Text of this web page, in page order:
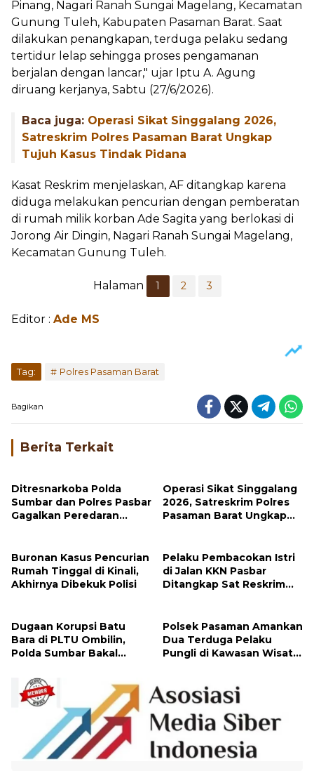
Pinang, Nagari Ranah Sungai Magelang, Kecamatan
Gunung Tuleh, Kabupaten Pasaman Barat. Saat
dilakukan penangkapan, terduga pelaku sedang
tertidur lelap sehingga proses pengamanan
berjalan dengan lancar," ujar Iptu A. Agung
diruang kerjanya, Sabtu (27/6/2026).
Baca juga: Operasi Sikat Singgalang 2026,
Satreskrim Polres Pasaman Barat Ungkap
Tujuh Kasus Tindak Pidana
Kasat Reskrim menjelaskan, AF ditangkap karena
diduga melakukan pencurian dengan pemberatan
di rumah milik korban Ade Sagita yang berlokasi di
Jorong Air Dingin, Nagari Ranah Sungai Magelang,
Kecamatan Gunung Tuleh.
Halaman 1 2 3
Editor : Ade MS
Tag: Polres Pasaman Barat
Bagikan
Berita Terkait
Ditresnarkoba Polda
Sumbar dan Polres Pasbar
Gagalkan Peredaran
Operasi Sikat Singgalang
2026, Satreskrim Polres
Pasaman Barat Ungkap
Buronan Kasus Pencurian
Rumah Tinggal di Kinali,
Akhirnya Dibekuk Polisi
Pelaku Pembacokan Istri
di Jalan KKN Pasbar
Ditangkap Sat Reskrim
Dugaan Korupsi Batu
Bara di PLTU Ombilin,
Polda Sumbar Bakal
Pemasok
Polsek Pasaman Amankan
Dua Terduga Pelaku
Pungli di Kawasan Wisata